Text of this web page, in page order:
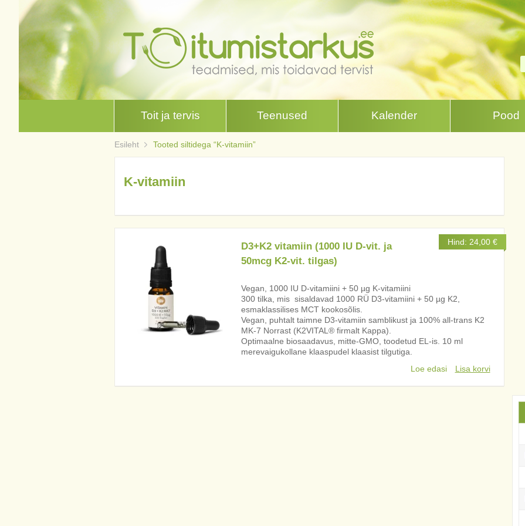
Toit ja tervis Teenused Kalender Pood
Esileht Tooted siltidega “K-vitamiin”
K-vitamiin
D3+K2 vitamiin (1000 IU D-vit. ja
50mcg K2-vit. tilgas)
Hind: 24,00 €
Vegan, 1000 IU D-vitamiini + 50 µg K-vitamiini
300 tilka, mis sisaldavad 1000 RÜ D3-vitamiini + 50 µg K2,
esmaklassilises MCT kookosõlis.
Vegan, puhtalt taimne D3-vitamiin samblikust ja 100% all-trans K2
MK-7 Norrast (K2VITAL® firmalt Kappa).
Optimaalne biosaadavus, mitte-GMO, toodetud EL-is. 10 ml
merevaigukollane klaaspudel klaasist tilgutiga.
Loe edasi
Lisa korvi